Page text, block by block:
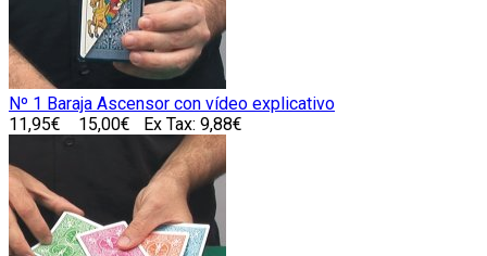
Nº 1 Baraja Ascensor con vídeo explicativo
11,95€
15,00€ Ex Tax: 9,88€